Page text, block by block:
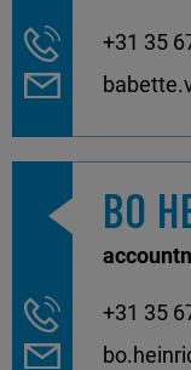
+31 35
BO
+31 35